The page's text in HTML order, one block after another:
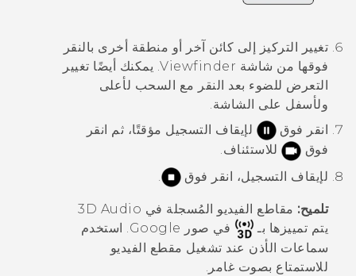
تغيير التركيز إلى كائن آخر أو منطقة أخرى بالنقر
فوقها من شاشة Viewfinder.
يمكنك أيضًا تغيير
التعرض للضوء بعد النقر مع السحب لأعلى
ولأسفل على الشاشة.
انقر فوق
لإيقاف التسجيل مؤقتًا، ثم انقر
فوق
للاستئناف.
لإيقاف التسجيل، انقر فوق
تلميح: مقاطع الفيديو المُسجلة في 3D Audio
يتم تمييزها بـ
في صور Google
استخدم
سماعات الأذن عند تشغيل مقطع الفيديو
للاستمتاع بصوت غامر.